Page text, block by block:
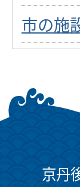
市の施
京丹